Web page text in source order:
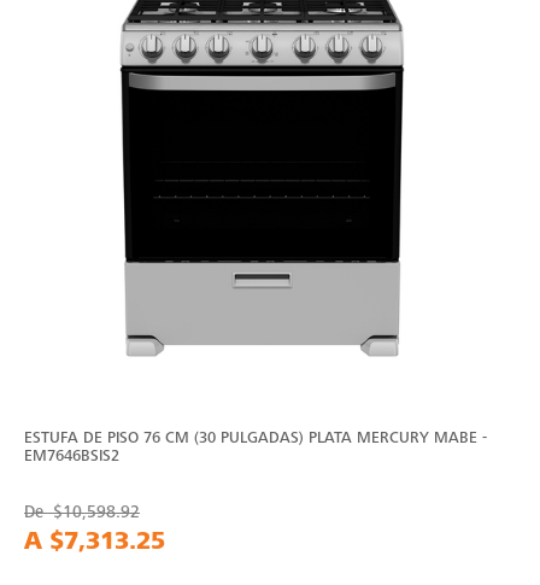
ESTUFA DE PISO 76 CM (30 PULGADAS) PLATA MERCURY MABE -
EM7646BSIS2
De$10,598.92
A $7,313.25